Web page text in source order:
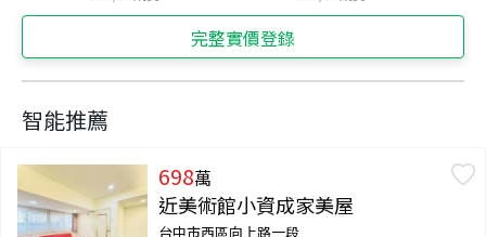
完整實價登錄
智能推薦
698萬
近美術館小資成家美屋
台中市西區向上路一段